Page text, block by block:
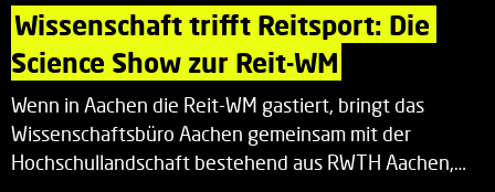
Wissenschaft trifft Reitsport: Die
Science Show zur Reit-WM
Wenn in Aachen die Reit-WM gastiert, bringt das
Wissenschaftsbüro Aachen gemeinsam mit der
Hochschullandschaft bestehend aus RWTH Aachen,…